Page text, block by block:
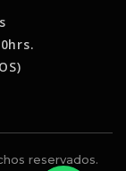
reservados.